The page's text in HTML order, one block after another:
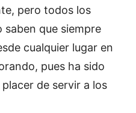
pero todos los
que siempre
cualquier lugar en
pues ha sido
de servir a los